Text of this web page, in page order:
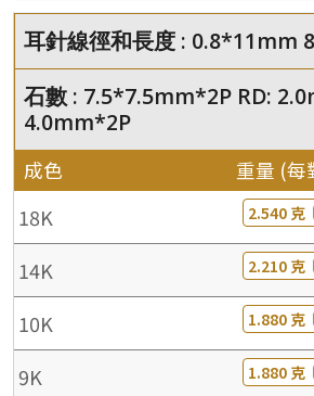
耳針線徑和長度 : 0.8*11mm
石數 : 7.5*7.5mm*2P RD:
4.0mm*2P
成色 重量 (每
18K 2.540 克
14K 2.210 克
10K 1.880 克
9K 1.880 克